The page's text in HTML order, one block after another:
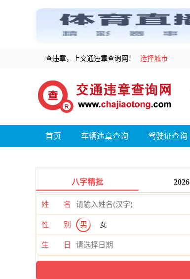
查违章，上交通违章查询网！ 选择城市
首页 车辆违章查询 驾驶证查询
八字精批
姓 名
性 别 男 女
生 日